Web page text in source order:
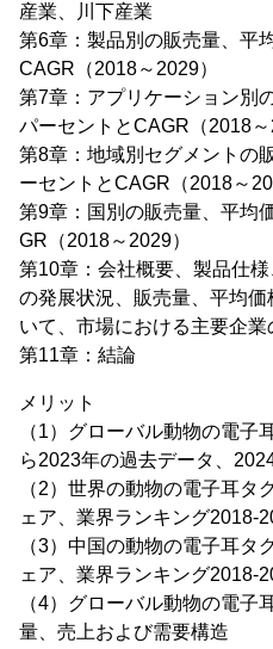
産業、川下産業
第6章：製品別の販売量、平
CAGR（2018～2029）
第7章：アプリケーション別
パーセントとCAGR（2018～
第8章：地域別セグメントの
ーセントとCAGR（2018～
第9章：国別の販売量、平均
GR（2018～2029）
第10章：会社概要、製品仕
の発展状況、販売量、平均
いて、市場における主要企
第11章：結論
メリット
（1）グローバル動物の電子
ら2023年の過去データ、
（2）世界の動物の電子耳タ
ェア、業界ランキング2018-
（3）中国の動物の電子耳タ
ェア、業界ランキング2018-
（4）グローバル動物の電子
量、売上および需要構造